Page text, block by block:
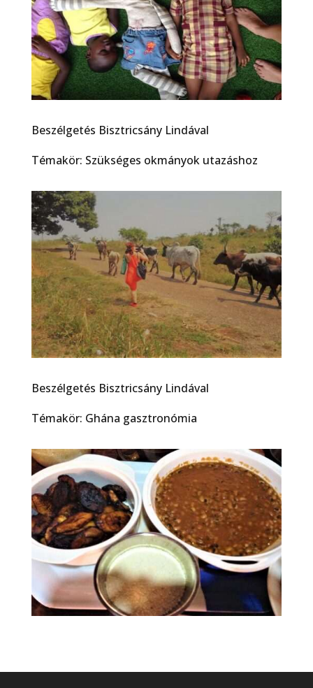
Beszélgetés Bisztricsány Lindával
Témakör: Szükséges okmányok utazáshoz
Beszélgetés Bisztricsány Lindával
Témakör: Ghána gasztronómia